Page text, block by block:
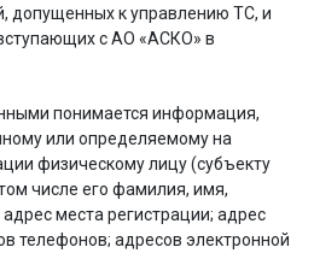
допущенных к управлению ТС, и
с АО «АСКО» в
понимается информация,
или определяемому на
физическому лицу (субъекту
числе его фамилия, имя,
места регистрации; адрес
телефонов; адресов электронной